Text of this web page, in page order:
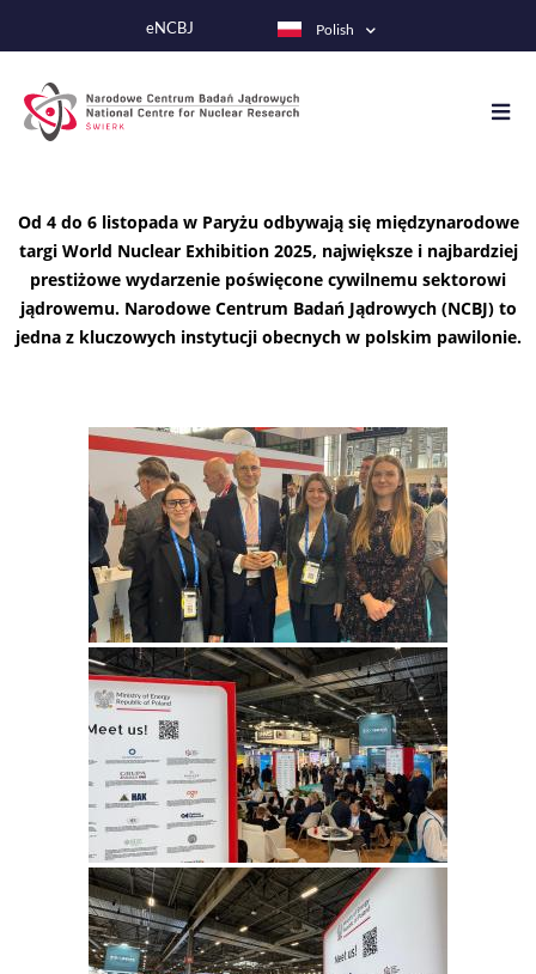
do
eNCBJ Polish
Od 4 do 6 listopada w Paryżu odbywają się międzynarodowe
targi World Nuclear Exhibition 2025, największe i najbardziej
prestiżowe wydarzenie poświęcone cywilnemu sektorowi
jądrowemu. Narodowe Centrum Badań Jądrowych (NCBJ) to
jedna z kluczowych instytucji obecnych w polskim pawilonie.